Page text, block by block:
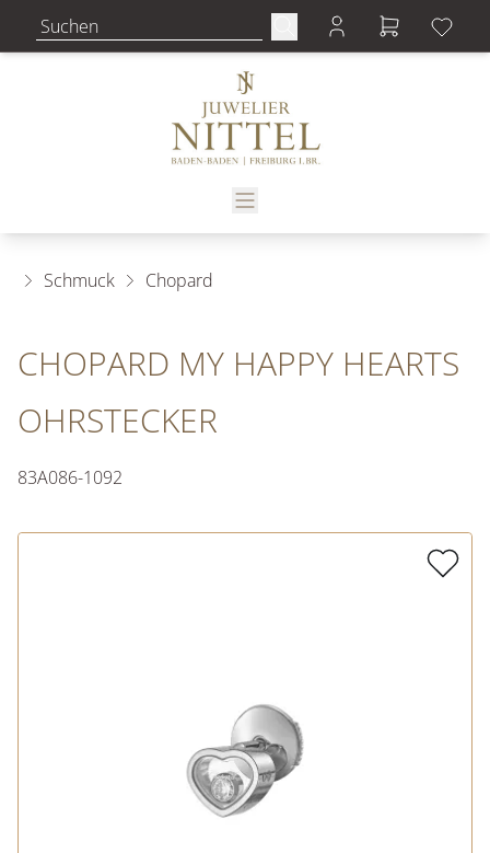
Schmuck Chopard
CHOPARD MY HAPPY HEARTS
OHRSTECKER
83A086-1092